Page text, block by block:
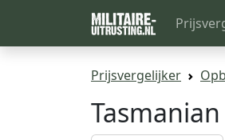
Prijsvergelijker